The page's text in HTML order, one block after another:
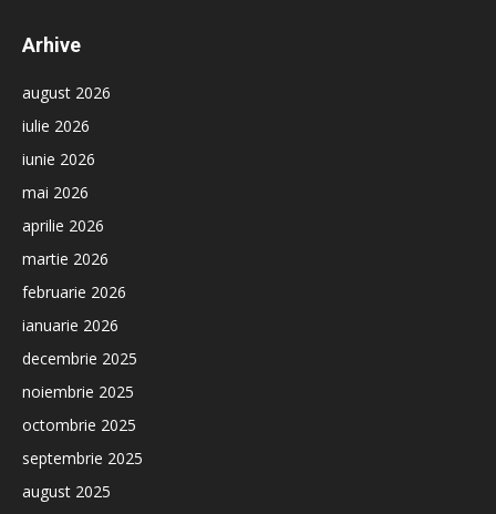
Arhive
august 2026
iulie 2026
iunie 2026
mai 2026
aprilie 2026
martie 2026
februarie 2026
ianuarie 2026
decembrie 2025
noiembrie 2025
octombrie 2025
septembrie 2025
august 2025